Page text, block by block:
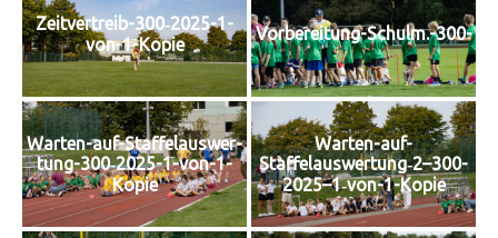
Zeit­ver­treib-300‑2025-1-
von-1-Kopie
Vorbereitung-Schulm.-300-
War­ten-auf-Staf­fel­aus­wer­
tung-300‑2025-1-von-1-
Kopie
Warten-auf-
Staffelauswertung‑2–300-
2025–1‑von-1-Kopie